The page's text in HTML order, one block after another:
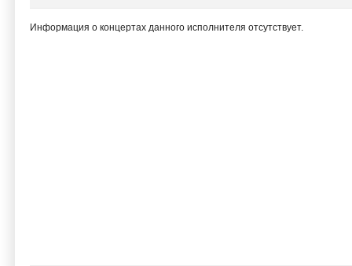
Информация о концертах данного исполнителя отсутствует.